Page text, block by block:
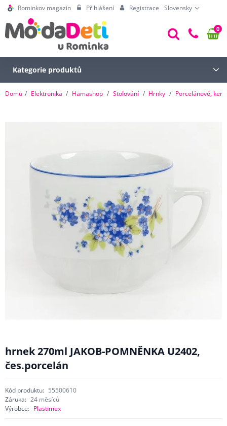
Rominkov magazín Přihlášení Registrace Slovensky
0
Kategorie produktů
Domů Elektronika Hamashop Stolování Hrnky Porcelánové,
hrnek 270ml JAKOB-POMNĚNKA U2402,
čes.porcelán
Kód produktu: 55500610
Záruka: 24 měsíců
Výrobce: Plastimex